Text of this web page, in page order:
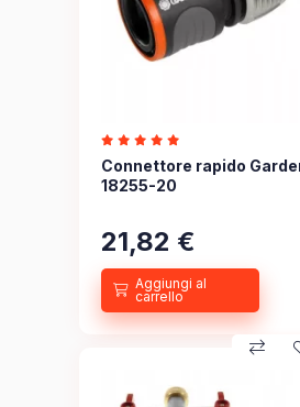
Connettore rapido
18255-20
21,82 €